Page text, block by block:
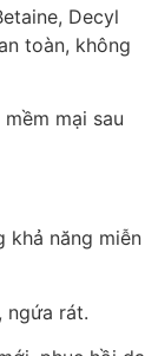
Decyl
toàn, không
mại sau
khả năng miễn
ngứa rát.